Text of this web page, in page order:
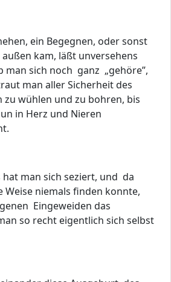
ein Begegnen, oder sonst
kam, läßt unversehens
man sich noch ganz „gehöre”,
man aller Sicherheit des
zu wühlen und zu bohren, bis
in Herz und Nieren
hat man sich seziert, und da
Weise niemals finden konnte,
Eingeweiden das
so recht eigentlich sich selbst